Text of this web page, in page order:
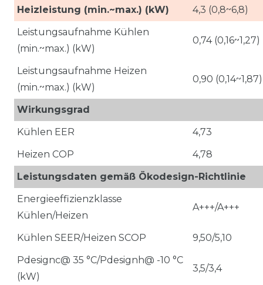
Heizleistung (min.~max.) (kW)
4,3 (0,8~6,8)
Leistungsaufnahme Kühlen
(min.~max.) (kW)
0,74 (0,16~1,27)
Leistungsaufnahme Heizen
(min.~max.) (kW)
0,90 (0,14~1,87)
Wirkungsgrad
Kühlen EER
4,73
Heizen COP
4,78
Leistungsdaten gemäß Ökodesign-Richtlinie
Energieeffizienzklasse
Kühlen/Heizen
A+++/A+++
Kühlen SEER/Heizen SCOP
9,50/5,10
Pdesignc@ 35 °C/Pdesignh@ -10 °C
(kW)
3,5/3,4